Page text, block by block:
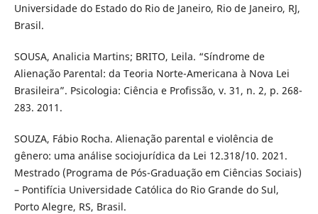
Universidade do Estado do Rio de Janeiro, Rio de Janeiro, RJ,
Brasil.
SOUSA, Analicia Martins; BRITO, Leila. “Síndrome de
Alienação Parental: da Teoria Norte-Americana à Nova Lei
Brasileira”. Psicologia: Ciência e Profissão, v. 31, n. 2, p. 268-
283. 2011.
SOUZA, Fábio Rocha. Alienação parental e violência de
gênero: uma análise sociojurídica da Lei 12.318/10. 2021.
Mestrado (Programa de Pós-Graduação em Ciências Sociais)
– Pontifícia Universidade Católica do Rio Grande do Sul,
Porto Alegre, RS, Brasil.